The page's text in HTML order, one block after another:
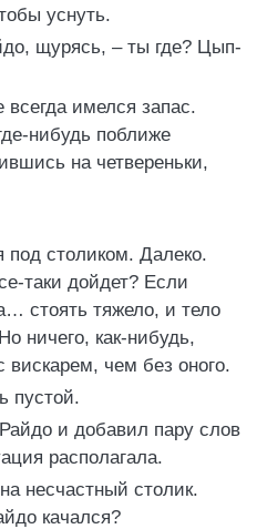
уснуть.
щурясь, – ты где? Цып-
имелся запас.
нибудь поближе
на четвереньки,
под столиком. Далеко.
таки дойдет? Если
стоять тяжело, и тело
ничего, как-нибудь,
вискарем, чем без оного.
пустой.
и добавил пару слов
располагала.
несчастный столик.
качался?